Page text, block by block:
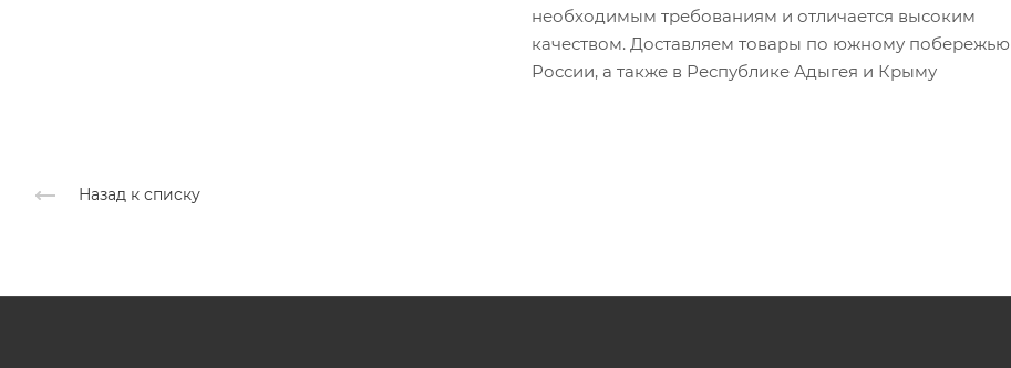
необходимым требованиям и отличается высоким
качеством. Доставляем товары по южному побережью
России, а также в Республике Адыгея и Крыму
Назад к списку